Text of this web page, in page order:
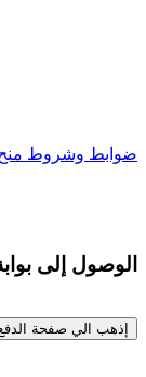
ضوابط وشروط منح
الوصول إلى
إذهب الي صفحة